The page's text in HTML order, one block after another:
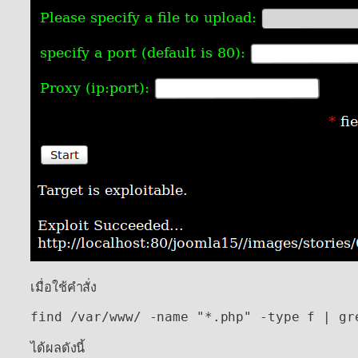
เมื่อใช้คำสั่ง
find /var/www/ -name "*.php" -type f |
ได้ผลดังนี้